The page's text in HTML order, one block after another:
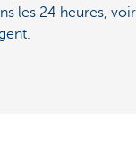
les 24 heures,